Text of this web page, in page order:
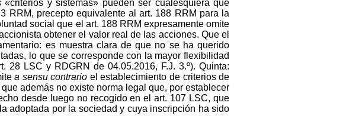
y sistemas» pueden ser cualesquiera que
RRM, precepto equivalente al art. 188 RRM para la
social que el art. 188 RRM expresamente omite
obtener el valor real de las acciones. Que el
es muestra clara de que no se ha querido
lo que se corresponde con la mayor flexibilidad
LSC y RDGRN de 04.05.2016, F.J. 3.º). Quinta:
a sensu contrario el establecimiento de criterios de
además no existe norma legal que, por establecer
desde luego no recogido en el art. 107 LSC, que
adoptada por la sociedad y cuya inscripción ha sido